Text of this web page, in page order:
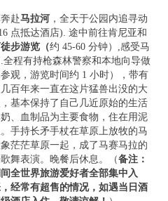
赴马拉河 ，全天于公园内追寻动
点抵达酒店). 途中前往肯尼亚和
步游览（约 45-60 分钟）,感受马
程有持枪森林警察和本地向导做
观，游览时间约 1 小时），带有
百年来一直在这片猛兽出没的大
基本保持了自己几近原始的生活
、血制品为主要食物，住在用泥
手持长矛手杖在草原上放牧的马
茫茫草原一起，成了马赛马拉的
舞表演。晚餐后休息。（备注：
全世界旅游爱好者全部集中入
经常有超售的情况，如遇当日酒